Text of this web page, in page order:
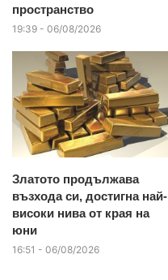
пространство
19:39 - 06/08/2026
Златото продължава
възхода си, достигна най-
високи нива от края на
юни
16:51 - 06/08/2026